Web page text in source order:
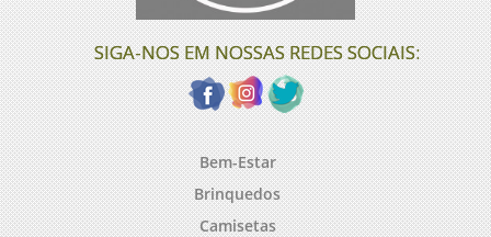
SIGA-NOS EM NOSSAS REDES SOCIAIS:
Bem-Estar
Brinquedos
Camisetas